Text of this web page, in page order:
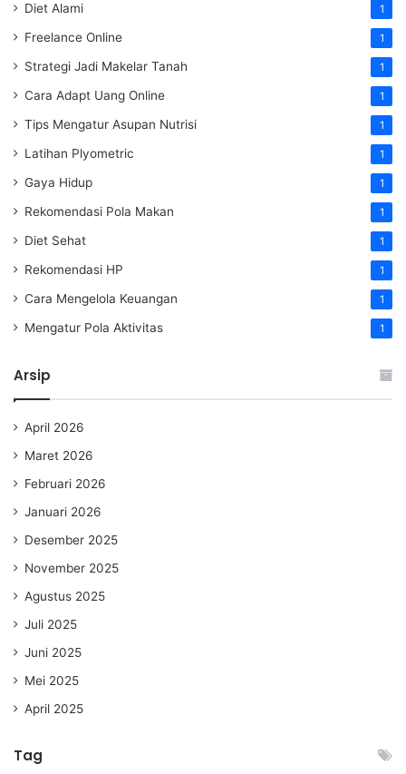
Diet Alami 1
Freelance Online 1
Strategi Jadi Makelar Tanah 1
Cara Adapt Uang Online 1
Tips Mengatur Asupan Nutrisi 1
Latihan Plyometric 1
Gaya Hidup 1
Rekomendasi Pola Makan 1
Diet Sehat 1
Rekomendasi HP 1
Cara Mengelola Keuangan 1
Mengatur Pola Aktivitas 1
Arsip
April 2026
Maret 2026
Februari 2026
Januari 2026
Desember 2025
November 2025
Agustus 2025
Juli 2025
Juni 2025
Mei 2025
April 2025
Tag